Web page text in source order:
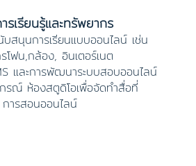
เรียนรู้และทรัพยากร
บสนุนการเรียนแบบออนไลน์ เช่น
โฟน,กล้อง, อินเตอร์เนต
และการพัฒนาระบบสอบออนไลน์
รณ์ ห้องสตูดิโอเพื่อจัดทำสื่อที่
ารสอนออนไลน์